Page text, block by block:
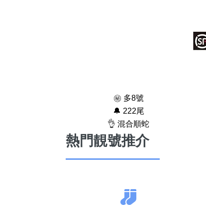
㊙️ 多8號
🔔 222尾
👌 混合順蛇
熱門靚號推介